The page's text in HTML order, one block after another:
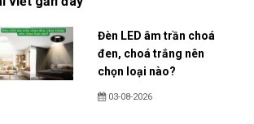
Đèn LED âm trần choá
đen, choá trắng nên
chọn loại nào?
03-08-2026